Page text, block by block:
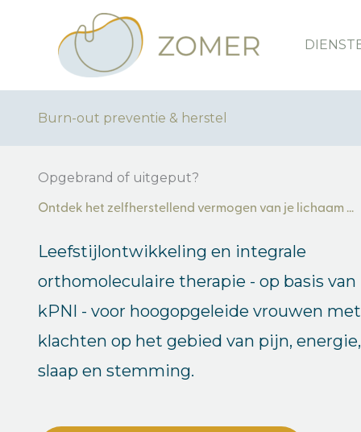
Burn-out preventie & herstel
Opgebrand of uitgeput?
Ontdek het zelfherstellend vermogen van je lichaam ...
Leefstijlontwikkeling en integrale
orthomoleculaire therapie - op basis van
kPNI - voor hoogopgeleide vrouwen met
klachten op het gebied van pijn, energie,
slaap en stemming.